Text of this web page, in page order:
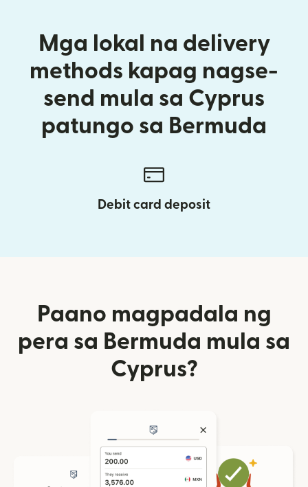
Mga lokal na delivery
methods kapag nagse-
send mula sa Cyprus
patungo sa Bermuda
Debit card deposit
Paano magpadala ng
pera sa Bermuda mula sa
Cyprus?